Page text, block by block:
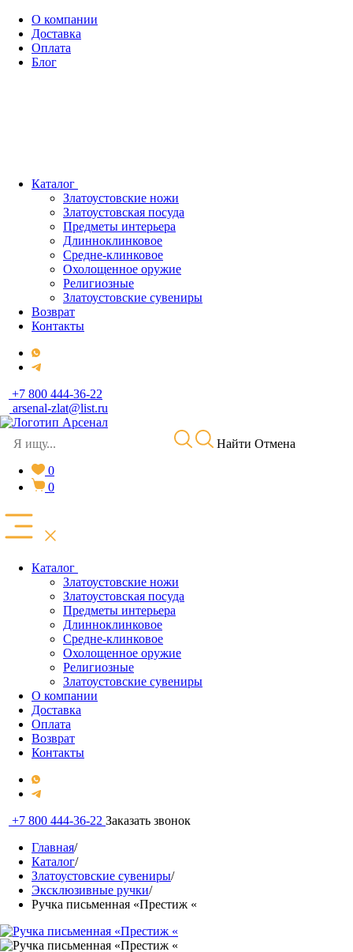
О компании
Доставка
Оплата
Блог
Каталог
Златоустовские ножи
Златоустовская посуда
Предметы интерьера
Длинноклинковое
Средне-клинковое
Охолощенное оружие
Религиозные
Златоустовские сувениры
Возврат
Контакты
+7 800 444-36-22
arsenal-zlat@list.ru
Найти Отмена
0
0
Каталог
Златоустовские ножи
Златоустовская посуда
Предметы интерьера
Длинноклинковое
Средне-клинковое
Охолощенное оружие
Религиозные
Златоустовские сувениры
О компании
Доставка
Оплата
Возврат
Контакты
+7 800 444-36-22 Заказать звонок
Главная/
Каталог/
Златоустовские сувениры/
Эксклюзивные ручки/
Ручка письменная «Престиж «